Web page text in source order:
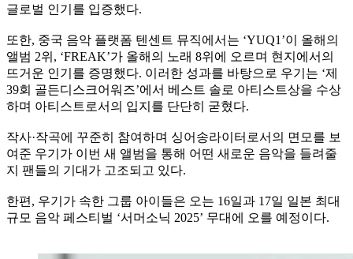
글로벌 인기를 입증했다.
또한, 중국 음악 플랫폼 텐센트 뮤직에서는 ‘YUQ1’이 올해의
앨범 2위, ‘FREAK’가 올해의 노래 8위에 오르며 현지에서의
뜨거운 인기를 증명했다. 이러한 성과를 바탕으로 우기는 ‘제
39회 골든디스크어워즈’에서 베스트 솔로 아티스트상을 수상
하며 아티스트로서의 입지를 단단히 굳혔다.
작사·작곡에 꾸준히 참여하며 싱어송라이터로서의 면모를 보
여준 우기가 이번 새 앨범을 통해 어떤 새로운 음악을 들려줄
지 팬들의 기대가 고조되고 있다.
한편, 우기가 속한 그룹 아이들은 오는 16일과 17일 일본 최대
규모 음악 페스티벌 ‘서머소닉 2025’ 무대에 오를 예정이다.